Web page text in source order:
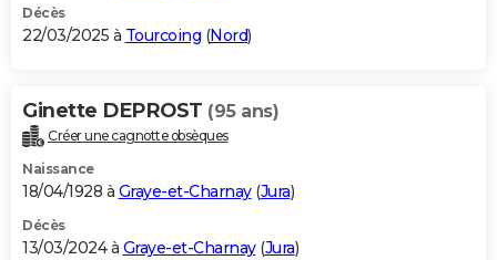
Décès
22/03/2025 à Tourcoing (Nord)
Ginette DEPROST (95 ans)
Créer une cagnotte obsèques
Naissance
18/04/1928 à Graye-et-Charnay(Jura)
Décès
13/03/2024 à Graye-et-Charnay(Jura)